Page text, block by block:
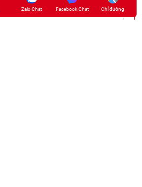
Zalo Chat Facebook Chat Chỉ đường